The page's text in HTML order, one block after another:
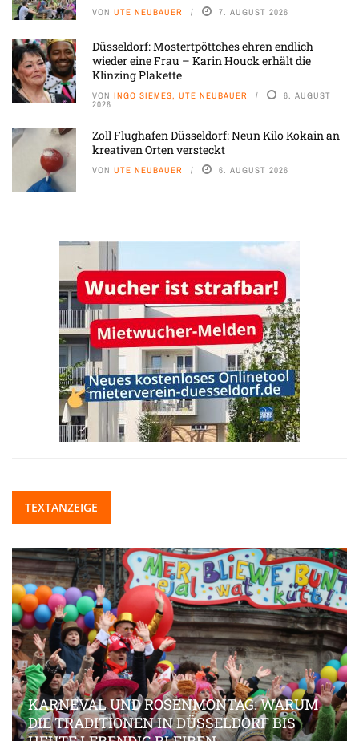
VON UTE NEUBAUER 7. AUGUST 2026
Düsseldorf: Mostertpöttches ehren endlich
wieder eine Frau – Karin Houck erhält die
Klinzing Plakette
VON INGO SIEMES, UTE NEUBAUER 6. AUGUST
2026
Zoll Flughafen Düsseldorf: Neun Kilo Kokain an
kreativen Orten versteckt
VON UTE NEUBAUER 6. AUGUST 2026
TEXTANZEIGE
KARNEVAL UND ROSENMONTAG: WARUM
DIE TRADITIONEN IN DÜSSELDORF BIS